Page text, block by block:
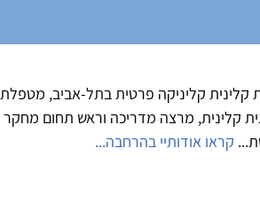
קלינית קליניקה פרטית בתל-אביב,
קלינית, מרצה מדריכה וראש תחום מחקר
קראו אודותיי בהרחבה...